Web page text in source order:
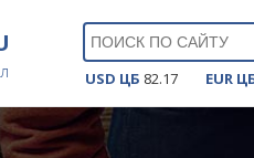
USD ЦБ 82.17 EUR